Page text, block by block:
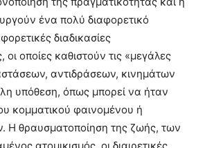
ένα πολύ διαφορετικό
διαδικασίες
οι οποίες καθιστούν τις «μεγάλες
αντιδράσεων, κινημάτων
υπόθεση, όπως μπορεί να ήταν
κομματικού φαινομένου ή
Η θραυσματοποίηση της ζωής, των
ατομικισμός, οι διαιρετικές